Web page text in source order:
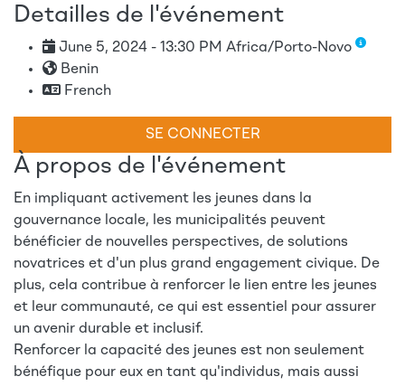
À propos de l'événement
En impliquant activement les jeunes dans la
gouvernance locale, les municipalités peuvent
bénéficier de nouvelles perspectives, de solutions
novatrices et d'un plus grand engagement civique. De
plus, cela contribue à renforcer le lien entre les jeunes
et leur communauté, ce qui est essentiel pour assurer
un avenir durable et inclusif.
Renforcer la capacité des jeunes est non seulement
bénéfique pour eux en tant qu'individus, mais aussi
Detailles de l'événement
June 5, 2024 - 13:30 PM Africa/Porto-Novo
Benin
French
SE CONNECTER